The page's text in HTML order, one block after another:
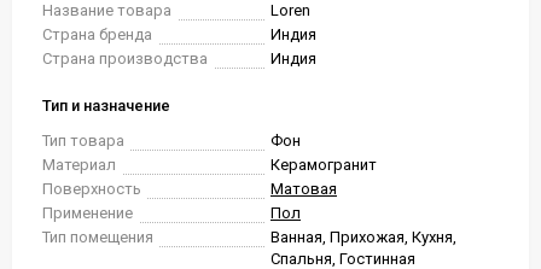
Название товара
Loren
Страна бренда
Индия
Страна производства
Индия
Тип и назначение
Тип товара
Фон
Материал
Керамогранит
Поверхность
Матовая
Применение
Пол
Тип помещения
Ванная, Прихожая, Кухня,
Спальня, Гостинная